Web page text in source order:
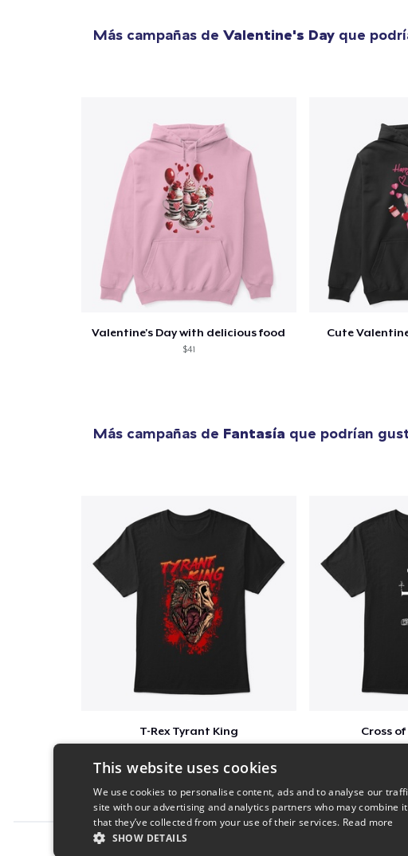
Más campañas de Valentine's Day que
Valentine's Day with delicious food
$41
Cute
Más campañas de Fantasía que podrían
T-Rex Tyrant King Cross
This website uses cookies
We use cookies to personalise content, ads and to analyse our
site with our advertising and analytics partners who may combine
that they’ve collected from your use of their services. Read more
SHOW DETAILS